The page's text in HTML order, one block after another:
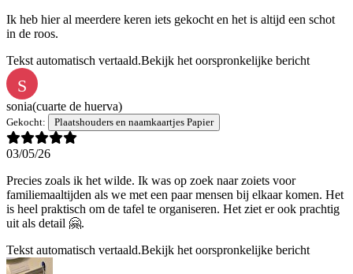
Ik heb hier al meerdere keren iets gekocht en het is altijd een schot
in de roos.
Tekst automatisch vertaald.Bekijk het oorspronkelijke bericht
S
sonia(cuarte de huerva)
Gekocht: Plaatshouders en naamkaartjes Papier
03/05/26
Precies zoals ik het wilde. Ik was op zoek naar zoiets voor
familiemaaltijden als we met een paar mensen bij elkaar komen. Het
is heel praktisch om de tafel te organiseren. Het ziet er ook prachtig
uit als detail 🤗.
Tekst automatisch vertaald.Bekijk het oorspronkelijke bericht